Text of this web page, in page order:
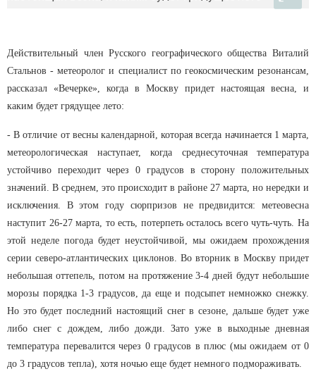
Действительный член Русского географического общества Виталий
Стальнов - метеоролог и специалист по геокосмическим резонансам,
рассказал «Вечерке», когда в Москву придет настоящая весна, и
каким будет грядущее лето:
- В отличие от весны календарной, которая всегда начинается 1 марта,
метеорологическая наступает, когда среднесуточная температура
устойчиво переходит через 0 градусов в сторону положительных
значений. В среднем, это происходит в районе 27 марта, но нередки и
исключения. В этом году сюрпризов не предвидится: метеовесна
наступит 26-27 марта, то есть, потерпеть осталось всего чуть-чуть. На
этой неделе погода будет неустойчивой, мы ожидаем прохождения
серии северо-атлантических циклонов. Во вторник в Москву придет
небольшая оттепель, потом на протяжение 3-4 дней будут небольшие
морозы порядка 1-3 градусов, да еще и подсыпет немножко снежку.
Но это будет последний настоящий снег в сезоне, дальше будет уже
либо снег с дождем, либо дожди. Зато уже в выходные дневная
температура перевалится через 0 градусов в плюс (мы ожидаем от 0
до 3 градусов тепла), хотя ночью еще будет немного подмораживать.